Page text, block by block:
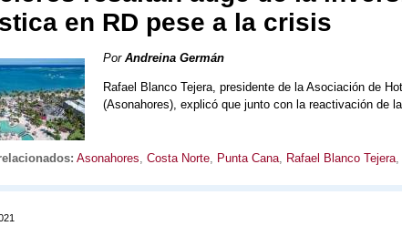
en RD pese a la crisis
Por Andreina Germán
Rafael Blanco Tejera, presidente de la Asociación de
(Asonahores), explicó que junto con la reactivación de
Asonahores, Costa Norte, Punta Cana, Rafael Blanco Tejera,